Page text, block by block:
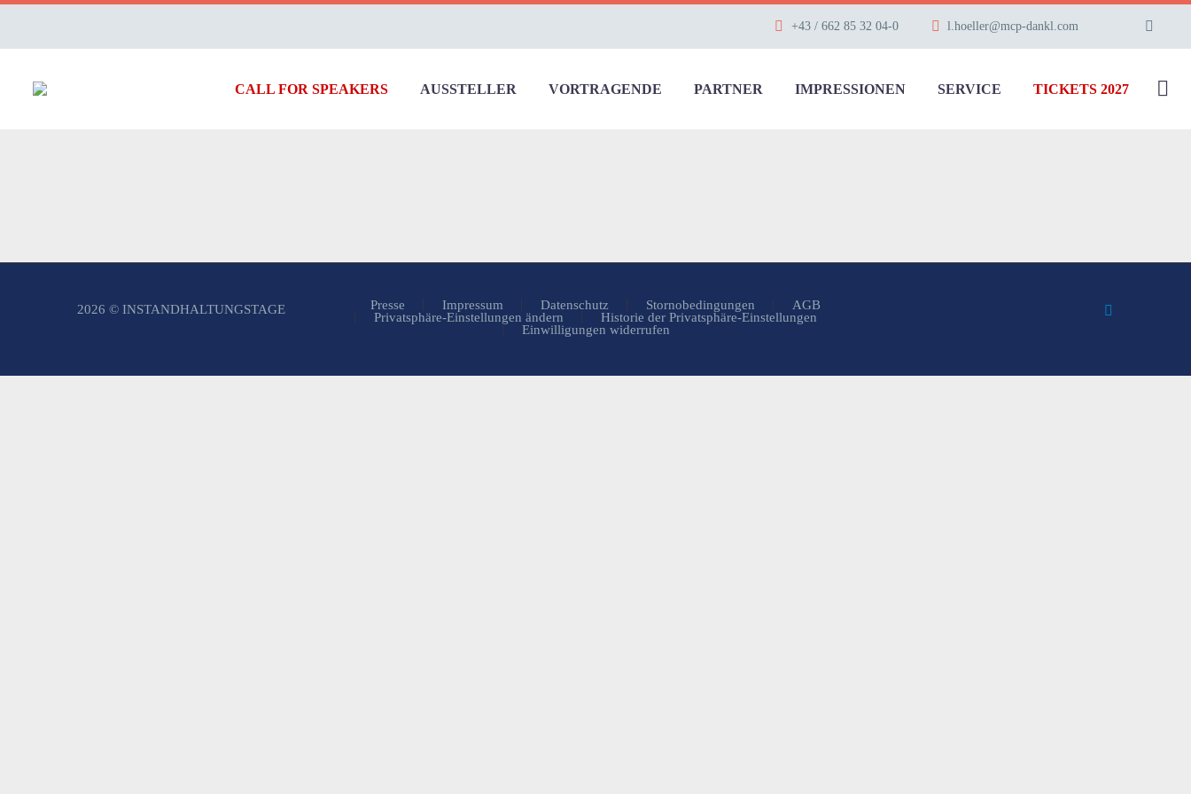
+43 / 662 85 32 04-0 l.hoeller@mcp-dankl.com
CALL FOR SPEAKERS AUSSTELLER VORTRAGENDE PARTNER IMPRESSIONEN SERVICE TICKETS 2027
Presse Impressum Datenschutz Stornobedingungen
AGB
Privatsphäre-Einstellungen ändern
Historie der Privatsphäre-Einstellungen
Einwilligungen widerrufen
2026 © INSTANDHALTUNGSTAGE